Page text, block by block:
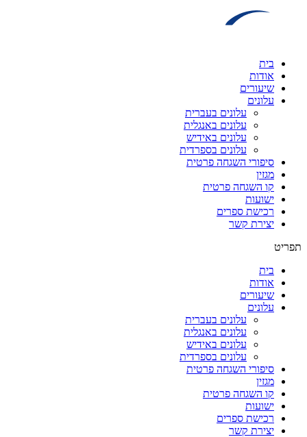
בית
אודות
שיעורים
עלונים
עלונים בעברית
עלונים באנגלית
עלונים באידיש
עלונים בספרדית
סיפורי השגחה פרטית
מגזין
קו השגחה פרטית
ישועות
רכישת ספרים
יצירת קשר
תפריט
בית
אודות
שיעורים
עלונים
עלונים בעברית
עלונים באנגלית
עלונים באידיש
עלונים בספרדית
סיפורי השגחה פרטית
מגזין
קו השגחה פרטית
ישועות
רכישת ספרים
יצירת קשר